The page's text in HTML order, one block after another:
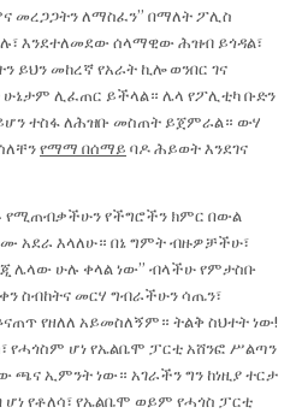
መረጋጋትን ለማስፈን” በማለት ፖሊስ
እንደተለመደው ሰላማዊው ሕዝብ ይጎዳል፣
መከረኛ የአራት ኪሎ ወንበር ገና
ሊፈጠር ይችላል። ሌላ የፖሊቲካ ቡድን
ተስፋ ለሕዝቡ መስጠት ይጀምራል። ውሃ
የማማ በሰማይ ባዶ ሕይወት እንደገና
የሚጠብቃችሁን የችግሮችን ክምር በውል
አደራ እላለሁ። በኔ ግምት ብዙዎቻችሁ፣
ሌላው ሁሉ ቀላል ነው” ብላችሁ የምታስቡ
ስብከትና መርሃ ግብራችሁን ሳጤን፣
የዘለለ አይመስለኝም። ትልቅ ስህተት ነው!
የሓጎስም ሆነ የኤልቤሞ ፓርቲ አሸንፎ ሥልጣን
ጫና ኢምንት ነው። አገራችን ግን ከነዚያ ተርታ
የቶለሳ፣ የኤልቤሞ ወይም የሓጎስ ፓርቲ